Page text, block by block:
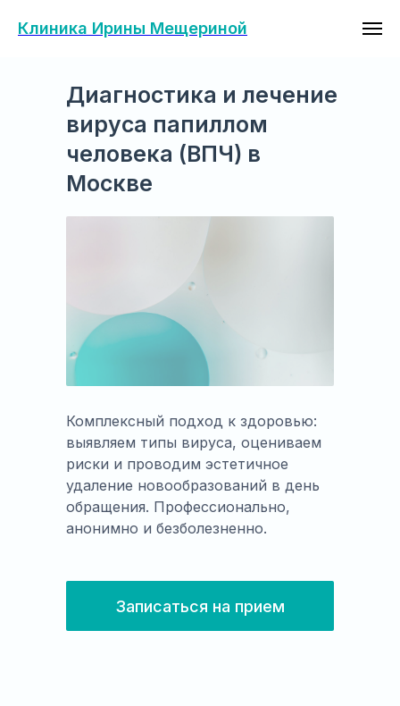
Клиника Ирины Мещериной
Диагностика и лечение
вируса папиллом
человека (ВПЧ) в
Москве
Комплексный подход к здоровью:
выявляем типы вируса, оцениваем
риски и проводим эстетичное
удаление новообразований в день
обращения. Профессионально,
анонимно и безболезненно.
Записаться на прием